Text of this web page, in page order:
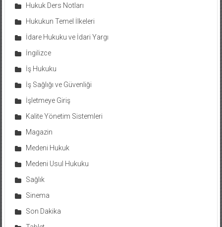
Hukuk Ders Notları
Hukukun Temel İlkeleri
İdare Hukuku ve İdari Yargı
İngilizce
İş Hukuku
İş Sağlığı ve Güvenliği
İşletmeye Giriş
Kalite Yönetim Sistemleri
Magazin
Medeni Hukuk
Medeni Usul Hukuku
Sağlık
Sinema
Son Dakika